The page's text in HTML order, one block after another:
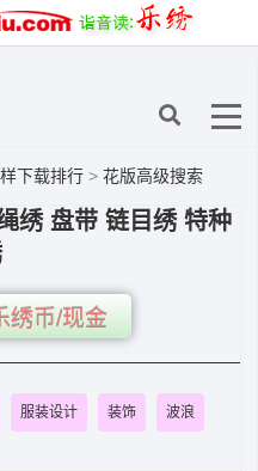
下载排行 > 花版高级搜索
绣 盘带 链目绣 特种
绣币/现金
服装设计 装饰 波浪